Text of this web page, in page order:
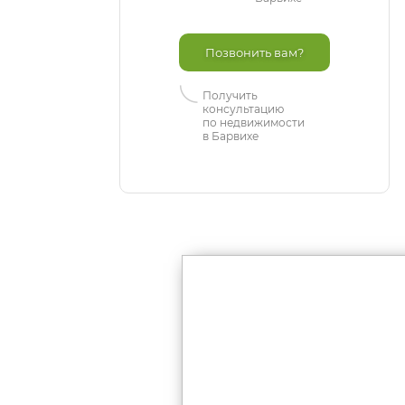
Позвонить вам?
Получить
консультацию
по недвижимости
в Барвихе